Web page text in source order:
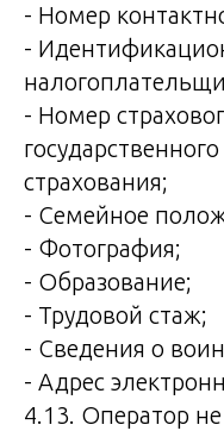
- Номер
-
- Номер
страхования;
- Семейное
- Фотография;
- Образование;
- Трудовой стаж;
- Сведения о
- Адрес
4.13. Оператор